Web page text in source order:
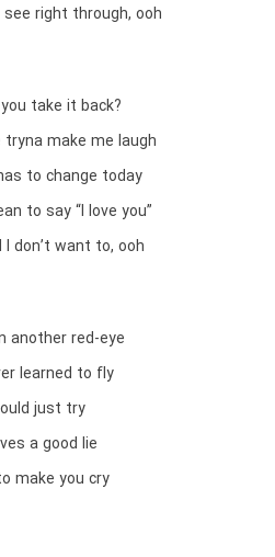
right through, ooh
take it back?
tryna make me laugh
to change today
to say “I love you”
I don’t want to, ooh
another red-eye
learned to fly
just try
a good lie
make you cry